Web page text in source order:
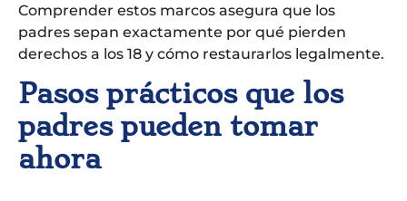
Comprender estos marcos asegura que los
padres sepan exactamente por qué pierden
derechos a los 18 y cómo restaurarlos legalmente.
Pasos prácticos que los
padres pueden tomar
ahora